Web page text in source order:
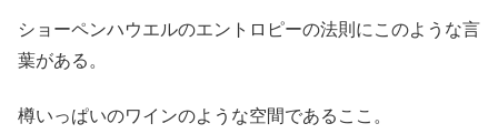
ショーペンハウエルのエントロピーの法則にこのような言
葉がある。
樽いっぱいのワインのような空間であるここ。